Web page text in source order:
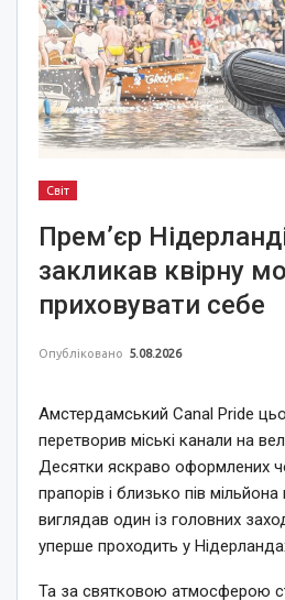
Світ
Прем’єр
закликав квірну
приховувати себе
Опубліковано 5.08.2026
Амстердамський Canal Pride
перетворив міські канали на
Десятки яскраво оформлених
прапорів і близько пів
виглядав один із головних
уперше проходить у
Та за святковою атмосферою